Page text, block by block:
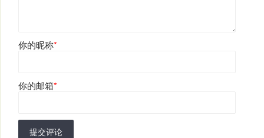
你的昵称*
你的邮箱*
提交评论